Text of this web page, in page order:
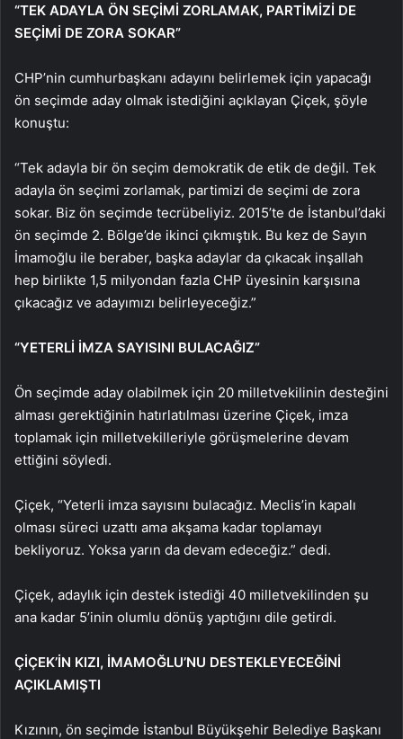
“TEK ADAYLA ÖN SEÇİMİ ZORLAMAK, PARTİMİZİ DE
SEÇİMİ DE ZORA SOKAR”
CHP’nin cumhurbaşkanı adayını belirlemek için yapacağı
ön seçimde aday olmak istediğini açıklayan Çiçek, şöyle
konuştu:
“Tek adayla bir ön seçim demokratik de etik de değil. Tek
adayla ön seçimi zorlamak, partimizi de seçimi de zora
sokar. Biz ön seçimde tecrübeliyiz. 2015’te de İstanbul’daki
ön seçimde 2. Bölge’de ikinci çıkmıştık. Bu kez de Sayın
İmamoğlu ile beraber, başka adaylar da çıkacak inşallah
hep birlikte 1,5 milyondan fazla CHP üyesinin karşısına
çıkacağız ve adayımızı belirleyeceğiz.”
“YETERLİ İMZA SAYISINI BULACAĞIZ”
Ön seçimde aday olabilmek için 20 milletvekilinin desteğini
alması gerektiğinin hatırlatılması üzerine Çiçek, imza
toplamak için milletvekilleriyle görüşmelerine devam
ettiğini söyledi.
Çiçek, “Yeterli imza sayısını bulacağız. Meclis’in kapalı
olması süreci uzattı ama akşama kadar toplamayı
bekliyoruz. Yoksa yarın da devam edeceğiz.” dedi.
Çiçek, adaylık için destek istediği 40 milletvekilinden şu
ana kadar 5’inin olumlu dönüş yaptığını dile getirdi.
ÇİÇEK’İN KIZI, İMAMOĞLU’NU DESTEKLEYECEĞİNİ
AÇIKLAMIŞTI
Kızının, ön seçimde İstanbul Büyükşehir Belediye Başkanı